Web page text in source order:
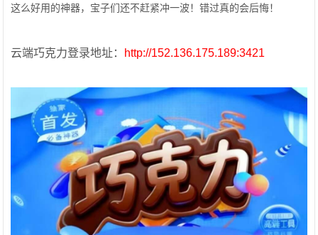
这么好用的神器，宝子们还不赶紧冲一波！错过真的会后悔！
云端巧克力登录地址： http://152.136.175.189:3421